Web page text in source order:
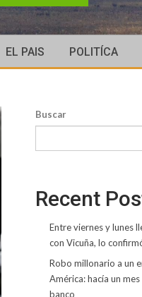
EL PAIS POLITÍCA
Buscar
Recent
Entre viernes y lunes
con Vicuña, lo
Robo millonario a un
América: hacía un
banco